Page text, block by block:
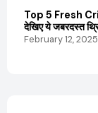
Top 5 Fresh
देखिए ये जबरदस्त
February 12, 2025